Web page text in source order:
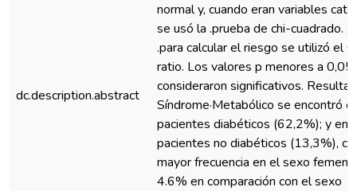
dc.description.abstract
normal y, cuando eran variables
se usó la .prueba de chi-cuadrado.
.para calcular el riesgo se utilizó el
ratio. Los valores p menores a 0,05
consideraron significativos.
Síndrome·Metabólico se encontró
pacientes diabéticos (62,2%); y en
pacientes no diabéticos (13,3%),
mayor frecuencia en el sexo
4.6% en comparación con el sexo